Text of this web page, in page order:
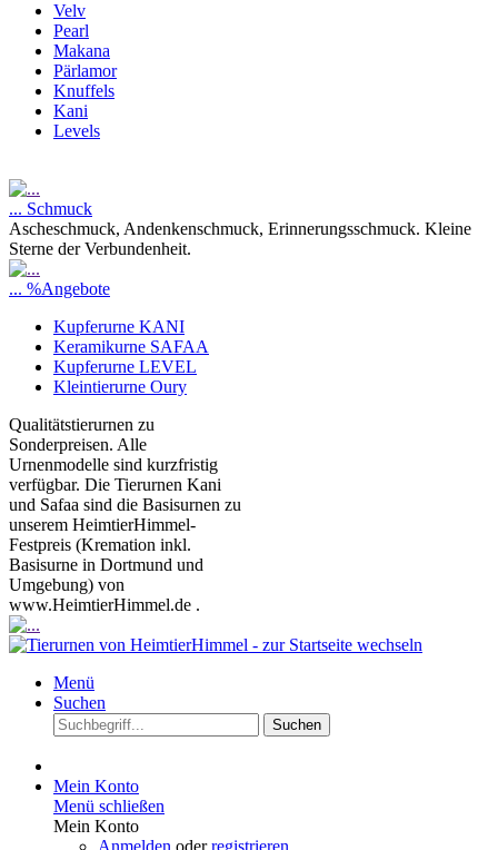
Velv
Pearl
Makana
Pärlamor
Knuffels
Kani
Levels
... Schmuck
Ascheschmuck, Andenkenschmuck, Erinnerungsschmuck. Kleine
Sterne der Verbundenheit.
... %Angebote
Kupferurne KANI
Keramikurne SAFAA
Kupferurne LEVEL
Kleintierurne Oury
Qualitätstierurnen zu
Sonderpreisen. Alle
Urnenmodelle sind kurzfristig
verfügbar. Die Tierurnen Kani
und Safaa sind die Basisurnen zu
unserem HeimtierHimmel-
Festpreis (Kremation inkl.
Basisurne in Dortmund und
Umgebung) von
www.HeimtierHimmel.de .
Menü
Suchen
Suchen
Mein Konto
Menü schließen
Mein Konto
Anmelden oderregistrieren